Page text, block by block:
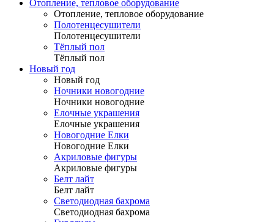
Отопление, тепловое оборудование
Отопление, тепловое оборудование
Полотенцесушители
Полотенцесушители
Тёплый пол
Тёплый пол
Новый год
Новый год
Ночники новогодние
Ночники новогодние
Елочные украшения
Елочные украшения
Новогодние Елки
Новогодние Елки
Акриловые фигуры
Акриловые фигуры
Белт лайт
Белт лайт
Светодиодная бахрома
Светодиодная бахрома